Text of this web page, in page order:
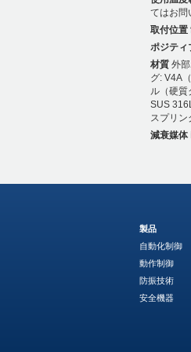
てはお問
取付位置
ポジティ
材質 外
グ: V4A
ル（硬質
SUS
スプリン
減衰媒体
製品
自動化制御
動作制御
防振技術
安全機器